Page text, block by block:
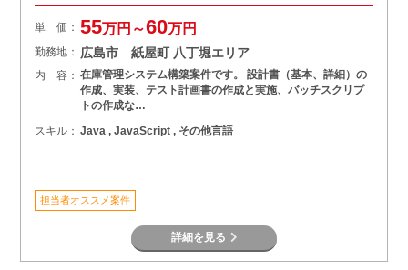
単 価： 55万円～60万円
勤務地： 広島市 紙屋町 八丁堀エリア
内 容： 在庫管理システム構築案件です。 設計書（基本、詳細）の
作成、実装、テスト計画書の作成と実施、バッチスクリプ
トの作成な…
スキル： Java , JavaScript , その他言語
担当者オススメ案件
詳細を見る